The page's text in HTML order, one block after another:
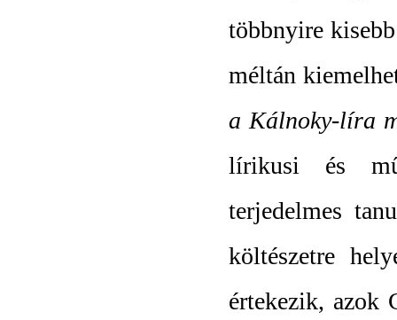
többnyire
méltán
a Kálnoky-líra
lírikusi és
terjedelmes
költészetre
értekezik, azok